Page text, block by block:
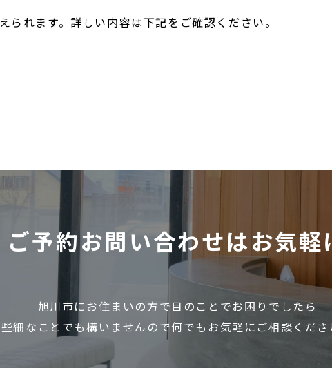
れます。詳しい内容は下記をご確認ください。
ご予約お問い合わせはお気軽
旭川市にお住まいの方で目のことでお困りでしたら
些細なことでも構いませんので何でもお気軽にご相談くだ